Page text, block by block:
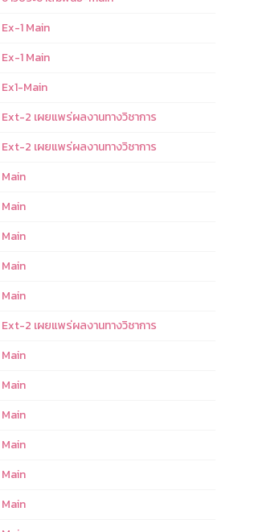
Ex-1 Main
Ex-1 Main
Ex1-Main
Ext-2 เผยแพร่ผลงานทางวิชาการ
Ext-2 เผยแพร่ผลงานทางวิชาการ
Main
Main
Main
Main
Main
Ext-2 เผยแพร่ผลงานทางวิชาการ
Main
Main
Main
Main
Main
Main